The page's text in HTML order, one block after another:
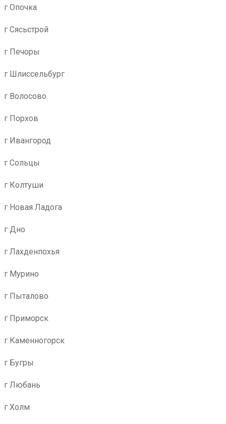
г Опочка
г Сясьстрой
г Печоры
г Шлиссельбург
г Волосово
г Порхов
г Ивангород
г Сольцы
г Колтуши
г Новая Ладога
г Дно
г Лахденпохья
г Мурино
г Пыталово
г Приморск
г Каменногорск
г Бугры
г Любань
г Холм